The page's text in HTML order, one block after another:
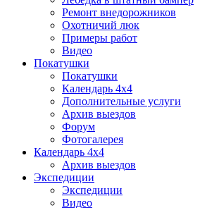
Ремонт внедорожников
Охотничий люк
Примеры работ
Видео
Покатушки
Покатушки
Календарь 4х4
Дополнительные услуги
Архив выездов
Форум
Фотогалерея
Календарь 4х4
Архив выездов
Экспедиции
Экспедиции
Видео